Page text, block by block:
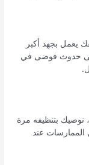
يعمل بجهد أكبر
إلى حدوث فوضى في
بتنظيفه مرة
عند